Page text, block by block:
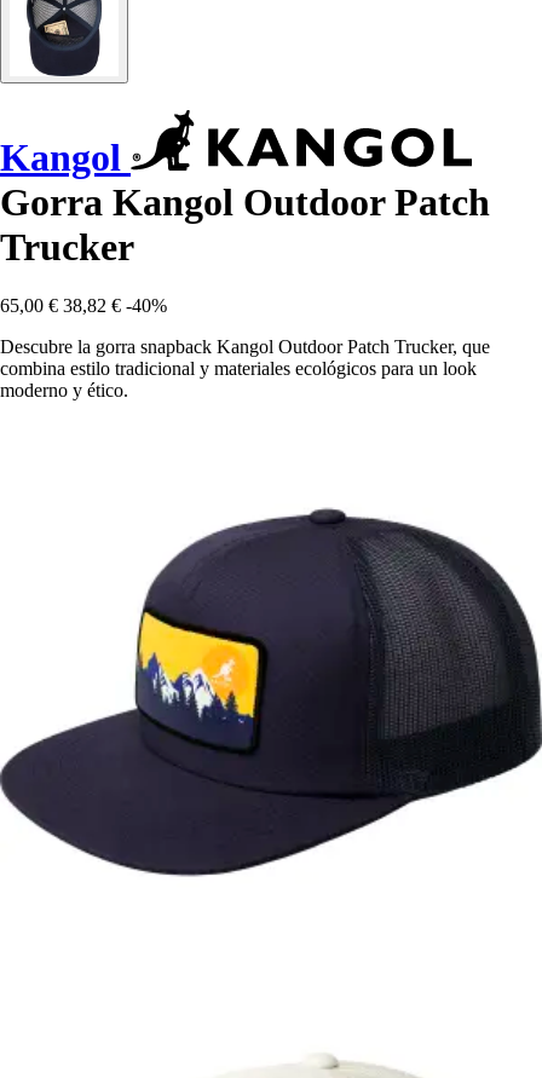
Kangol
Gorra Kangol Outdoor Patch
Trucker
65,00 € 38,82 € -40%
Descubre la gorra snapback Kangol Outdoor Patch Trucker, que
combina estilo tradicional y materiales ecológicos para un look
moderno y ético.